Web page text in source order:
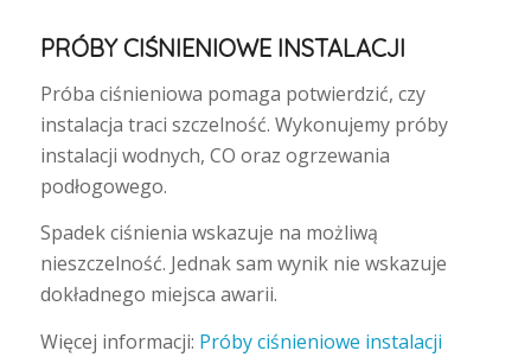
PRÓBY CIŚNIENIOWE INSTALACJI
Próba ciśnieniowa pomaga potwierdzić, czy
instalacja traci szczelność. Wykonujemy próby
instalacji wodnych, CO oraz ogrzewania
podłogowego.
Spadek ciśnienia wskazuje na możliwą
nieszczelność. Jednak sam wynik nie wskazuje
dokładnego miejsca awarii.
Więcej informacji: Próby ciśnieniowe instalacji